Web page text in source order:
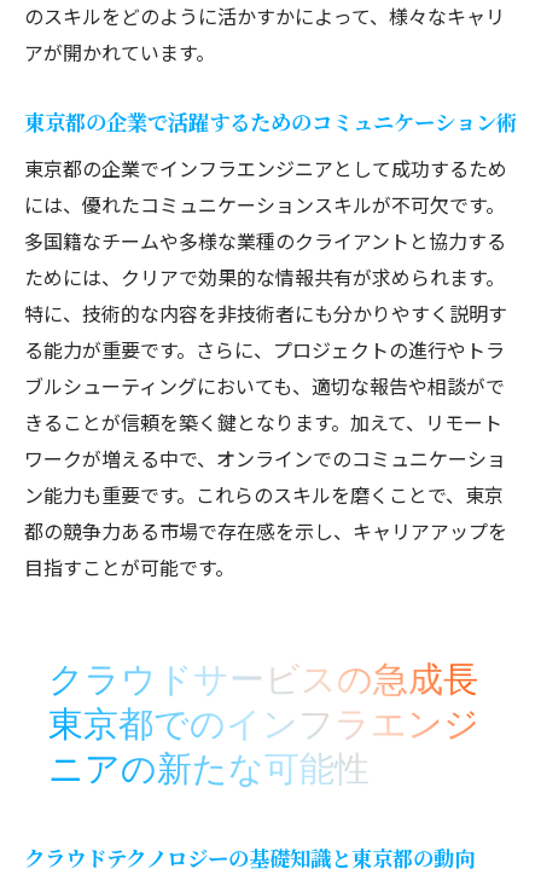
のスキルをどのように活かすかによって、様々なキャリ
アが開かれています。
東京都の企業で活躍するためのコミュニケーション術
東京都の企業でインフラエンジニアとして成功するため
には、優れたコミュニケーションスキルが不可欠です。
多国籍なチームや多様な業種のクライアントと協力する
ためには、クリアで効果的な情報共有が求められます。
特に、技術的な内容を非技術者にも分かりやすく説明す
る能力が重要です。さらに、プロジェクトの進行やトラ
ブルシューティングにおいても、適切な報告や相談がで
きることが信頼を築く鍵となります。加えて、リモート
ワークが増える中で、オンラインでのコミュニケーショ
ン能力も重要です。これらのスキルを磨くことで、東京
都の競争力ある市場で存在感を示し、キャリアアップを
目指すことが可能です。
クラウドサービスの急成長
東京都でのインフラエンジ
ニアの新たな可能性
クラウドテクノロジーの基礎知識と東京都の動向